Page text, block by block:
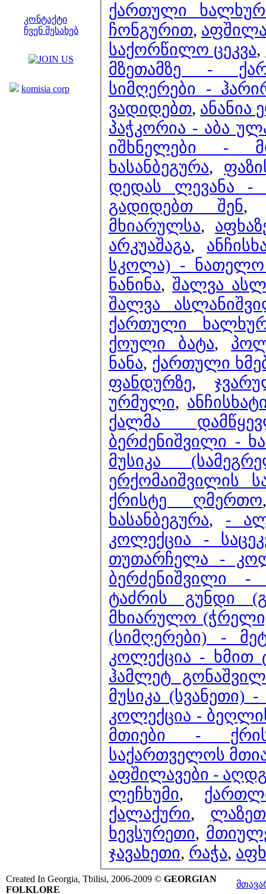
კონტაქტი
ჩვენ შესახებ
komisia corp
ქართული
ჩონგურით,
საქორწილო ცეკვა,
მზეთამზე -
სიმღერები -
ვადიდებთ, ანანია
პაჭკორია - აბა
იშხნელები -
ხასანბეგურა,
დედას ლევანა -
გადიდებთ შენ
მხიარულსა,
არკუაშაგა,
სკოლა) -
ნანინა, შალვა
შალვა
ქართული
ქოული ბატა,
ნანა, ქართული
ფანდურზე,
ურმული,
ქალმა
ბერძენიშვილი -
მუსიკა
ერქომაიშვილის
ქრისტე ღმერთო
ხასანბეგურა, -
კოლექცია -
თუთარჩელა -
ბერძენიშვილი
ტაძრის გუნდი
მხიარულო
(სიმღერები) -
კოლექცია - ხმით
ჰამლეტ
მუსიკა
კოლექცია -
მთიები -
საქართველოს
აფშილავები -
ლეჩხუმი,
ქალაქური,
ხევსურეთი,
ჯავახეთი, რაჭა,
Created In Georgia, Tbilisi, 2006-2009 © GEORGIAN
FOLKLORE